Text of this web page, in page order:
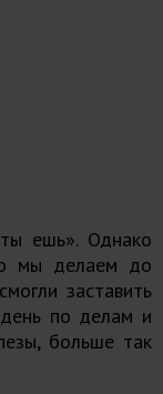
ешь». Однако
мы делаем до
заставить
день по делам и
больше так